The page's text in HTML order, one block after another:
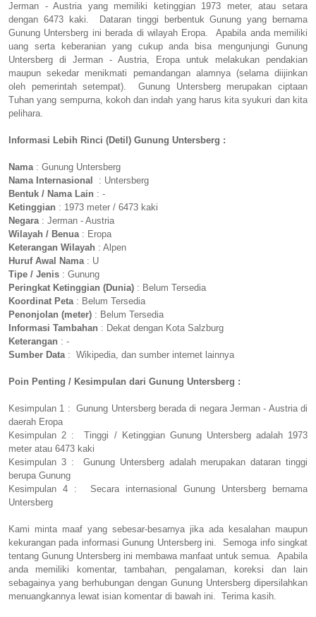
Jerman - Austria yang memiliki ketinggian 1973 meter, atau setara
dengan 6473 kaki. Dataran tinggi berbentuk Gunung yang bernama
Gunung Untersberg ini berada di wilayah Eropa. Apabila anda memiliki
uang serta keberanian yang cukup anda bisa mengunjungi Gunung
Untersberg di Jerman - Austria, Eropa untuk melakukan pendakian
maupun sekedar menikmati pemandangan alamnya (selama diijinkan
oleh pemerintah setempat). Gunung Untersberg merupakan ciptaan
Tuhan yang sempurna, kokoh dan indah yang harus kita syukuri dan kita
pelihara.
Informasi Lebih Rinci (Detil) Gunung Untersberg :
Nama: Gunung Untersberg
Nama Internasional
: Untersberg
Bentuk / Nama Lain : -
Ketinggian : 1973 meter / 6473 kaki
Negara: Jerman - Austria
Wilayah / Benua: Eropa
Keterangan Wilayah : Alpen
Huruf Awal Nama: U
Tipe / Jenis : Gunung
Peringkat Ketinggian (Dunia) : Belum Tersedia
Koordinat Peta: Belum Tersedia
Penonjolan (meter) : Belum Tersedia
Informasi Tambahan : Dekat dengan Kota Salzburg
Keterangan : -
Sumber Data: Wikipedia, dan sumber internet lainnya
Poin Penting / Kesimpulan dari Gunung Untersberg :
Kesimpulan 1 : Gunung Untersberg berada di negara Jerman - Austria di
daerah Eropa
Kesimpulan 2 : Tinggi / Ketinggian Gunung Untersberg adalah 1973
meter atau 6473 kaki
Kesimpulan 3 : Gunung Untersberg adalah merupakan dataran tinggi
berupa Gunung
Kesimpulan 4 : Secara internasional Gunung Untersberg bernama
Untersberg
Kami minta maaf yang sebesar-besarnya jika ada kesalahan maupun
kekurangan pada informasi Gunung Untersberg ini. Semoga info singkat
tentang Gunung Untersberg ini membawa manfaat untuk semua. Apabila
anda memiliki komentar, tambahan, pengalaman, koreksi dan lain
sebagainya yang berhubungan dengan Gunung Untersberg dipersilahkan
menuangkannya lewat isian komentar di bawah ini. Terima kasih.